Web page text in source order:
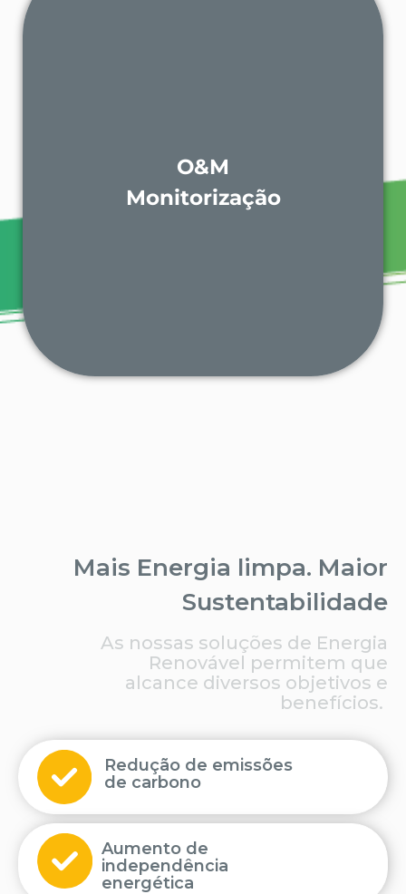
O&M
Monitorização
Monitorização de dados e da performance das
instalações solares
Mais Energia limpa. Maior
Sustentabilidade
As nossas soluções de Energia
Renovável permitem que
alcance diversos objetivos e
benefícios.
Redução de emissões
de carbono
Aumento de
independência
energética